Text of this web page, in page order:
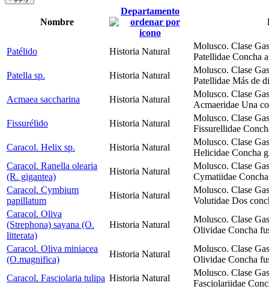
Nombre
Departamento
Patélido Historia Natural
Molusco. Clase
Patellidae Concha
Patella sp.
Historia Natural
Molusco. Clase
Patellidae Más de
Acmaea saccharina
Historia Natural
Molusco. Clase
Acmaeridae Una
Fissurélido
Historia Natural
Molusco. Clase
Fissurellidae
Caracol. Helix sp.
Historia Natural
Molusco. Clase
Helicidae Concha
Caracol. Ranella olearia
(R. gigantea)
Historia Natural
Molusco. Clase
Cymatiidae
Caracol. Cymbium
papillatum
Historia Natural
Molusco. Clase
Volutidae Dos
Caracol. Oliva
(Strephona) sayana (O.
litterata)
Historia Natural
Molusco. Clase
Olividae Concha
Caracol. Oliva miniacea
(O.magnifica)
Historia Natural
Molusco. Clase
Olividae Concha
Caracol. Fasciolaria tulipa Historia Natural
Molusco. Clase
Fasciolariidae